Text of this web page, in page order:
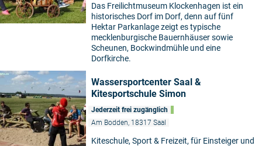
Das Freilichtmuseum Klockenhagen ist ein
historisches Dorf im Dorf, denn auf fünf
Hektar Parkanlage zeigt es typische
mecklenburgische Bauernhäuser sowie
Scheunen, Bockwindmühle und eine
Dorfkirche.
Wassersportcenter Saal &
Kitesportschule Simon
Jederzeit frei zugänglich
Am Bodden, 18317 Saal
Kiteschule, Sport & Freizeit, für Einsteiger und